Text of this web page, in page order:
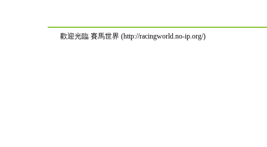
歡迎光臨 賽馬世界 (http://racingworld.no-ip.org/)